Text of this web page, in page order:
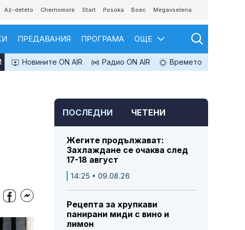
Az-deteto Chernomore Start Posoka Boec Megavselena
ПРЕДАВАНИЯ ПРОГРАМА ОЩЕ
Новините ON AIR Радио ON AIR Времето
ПОСЛЕДНИ ЧЕТЕНИ
Жегите продължават:
Захлаждане се очаква след
17-18 август
14:25 • 09.08.26
Рецепта за хрупкави
панирани миди с вино и
лимон